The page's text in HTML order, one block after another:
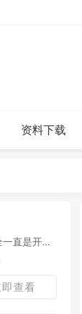
资料下载
直是开发
即查看